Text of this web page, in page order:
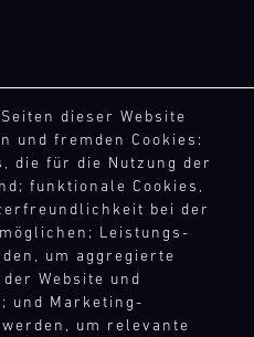
dieser Website
und fremden Cookies:
die für die Nutzung der
funktionale Cookies,
bei der
Leistungs-
um aggregierte
Website und
und Marketing-
um relevante